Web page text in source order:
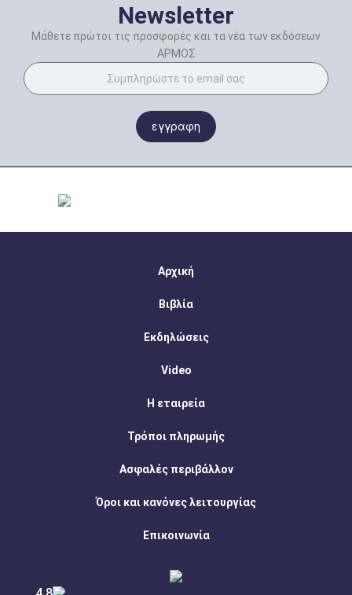
Newsletter
Μάθετε πρώτοι τις προσφορές και τα νέα των εκδόσεων
ΑΡΜΟΣ
εγγραφη
Αρχική
Βιβλία
Εκδηλώσεις
Video
Η εταιρεία
Τρόποι πληρωμής
Ασφαλές περιβάλλον
Όροι και κανόνες λειτουργίας
Επικοινωνία